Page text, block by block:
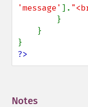
'message' ].
?>
Notes